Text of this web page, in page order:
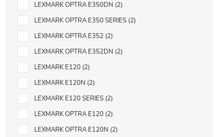
LEXMARK OPTRA E350DN 2
LEXMARK OPTRA E350 SERIES 2
LEXMARK OPTRA E352 2
LEXMARK OPTRA E352DN 2
LEXMARK E120 2
LEXMARK E120N 2
LEXMARK E120 SERIES 2
LEXMARK OPTRA E120 2
LEXMARK OPTRA E120N 2